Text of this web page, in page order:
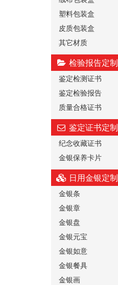
塑料包装盒
皮质包装盒
其它材质
检验报告定制
鉴定检测证书
鉴定检验报告
质量合格证书
鉴定证书定制
纪念收藏证书
金银保养卡片
日用金银定制
金银条
金银章
金银盘
金银元宝
金银如意
金银餐具
金银画